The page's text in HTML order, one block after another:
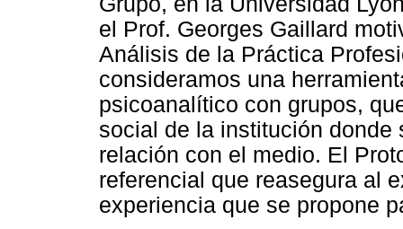
el Prof. Georges Gaillard
Análisis de la Práctica
consideramos una
psicoanalítico con grupos,
social de la institución
relación con el medio. El
referencial que reasegura al
experiencia que se propone